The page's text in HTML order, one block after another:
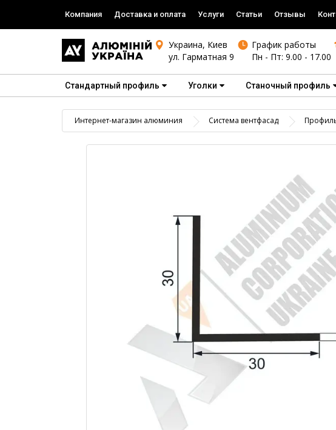
Компания Доставка и оплата Услуги Статьи Отзывы
Украина, Киев
ул. Гарматная 9
График работы
Пн - Пт: 9.00 - 17.00
Стандартный профиль Уголки Станочный профиль
Интернет-магазин алюминия Система вентфасад